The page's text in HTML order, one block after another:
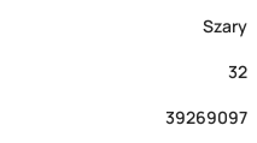
Szary
32
39269097